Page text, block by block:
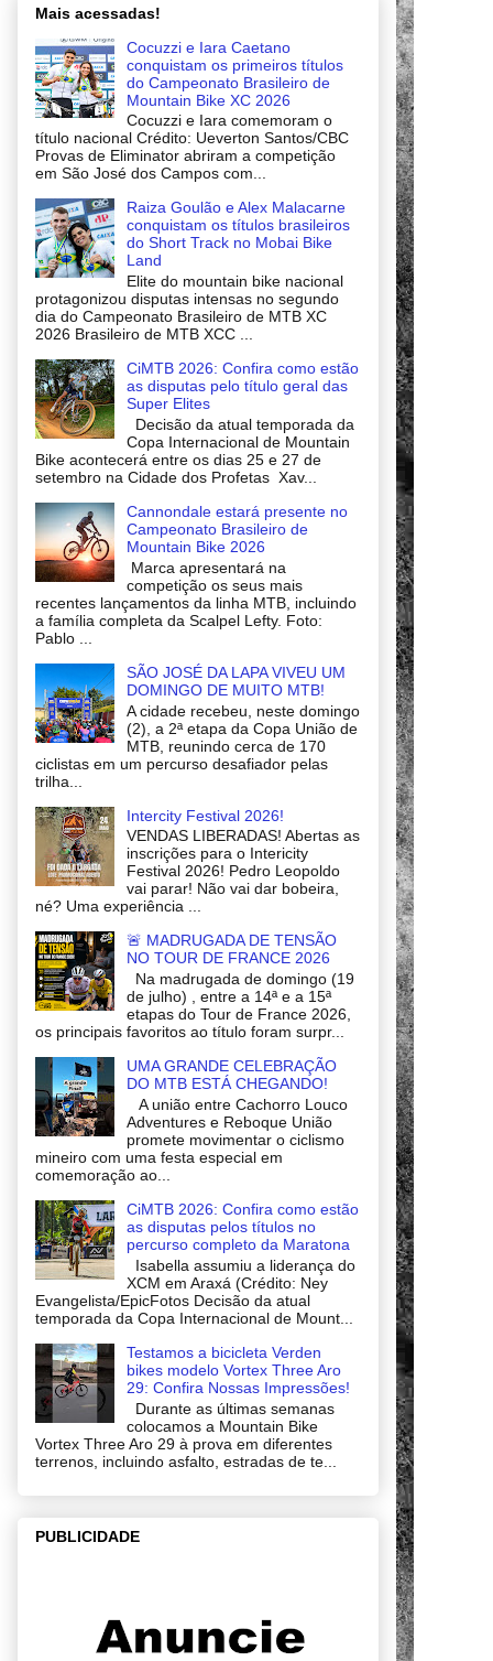
Mais acessadas!
Cocuzzi e Iara Caetano
conquistam os primeiros títulos
do Campeonato Brasileiro de
Mountain Bike XC 2026
Cocuzzi e Iara comemoram o
título nacional Crédito: Ueverton Santos/CBC
Provas de Eliminator abriram a competição
em São José dos Campos com...
Raiza Goulão e Alex Malacarne
conquistam os títulos brasileiros
do Short Track no Mobai Bike
Land
Elite do mountain bike nacional
protagonizou disputas intensas no segundo
dia do Campeonato Brasileiro de MTB XC
2026 Brasileiro de MTB XCC ...
CiMTB 2026: Confira como estão
as disputas pelo título geral das
Super Elites
Decisão da atual temporada da
Copa Internacional de Mountain
Bike acontecerá entre os dias 25 e 27 de
setembro na Cidade dos Profetas Xav...
Cannondale estará presente no
Campeonato Brasileiro de
Mountain Bike 2026
Marca apresentará na
competição os seus mais
recentes lançamentos da linha MTB, incluindo
a família completa da Scalpel Lefty. Foto:
Pablo ...
SÃO JOSÉ DA LAPA VIVEU UM
DOMINGO DE MUITO MTB!
A cidade recebeu, neste domingo
(2), a 2ª etapa da Copa União de
MTB, reunindo cerca de 170
ciclistas em um percurso desafiador pelas
trilha...
Intercity Festival 2026!
VENDAS LIBERADAS! Abertas as
inscrições para o Intericity
Festival 2026! Pedro Leopoldo
vai parar! Não vai dar bobeira,
né? Uma experiência ...
🚨 MADRUGADA DE TENSÃO
NO TOUR DE FRANCE 2026
Na madrugada de domingo (19
de julho) , entre a 14ª e a 15ª
etapas do Tour de France 2026,
os principais favoritos ao título foram surpr...
UMA GRANDE CELEBRAÇÃO
DO MTB ESTÁ CHEGANDO!
A união entre Cachorro Louco
Adventures e Reboque União
promete movimentar o ciclismo
mineiro com uma festa especial em
comemoração ao...
CiMTB 2026: Confira como estão
as disputas pelos títulos no
percurso completo da Maratona
Isabella assumiu a liderança do
XCM em Araxá (Crédito: Ney
Evangelista/EpicFotos Decisão da atual
temporada da Copa Internacional de Mount...
Testamos a bicicleta Verden
bikes modelo Vortex Three Aro
29: Confira Nossas Impressões!
Durante as últimas semanas
colocamos a Mountain Bike
Vortex Three Aro 29 à prova em diferentes
terrenos, incluindo asfalto, estradas de te...
PUBLICIDADE